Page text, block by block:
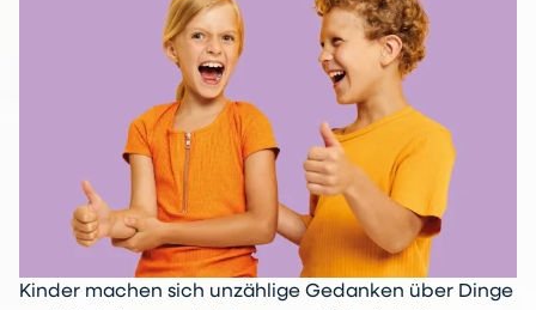
Kinder machen sich unzählige Gedanken über Dinge